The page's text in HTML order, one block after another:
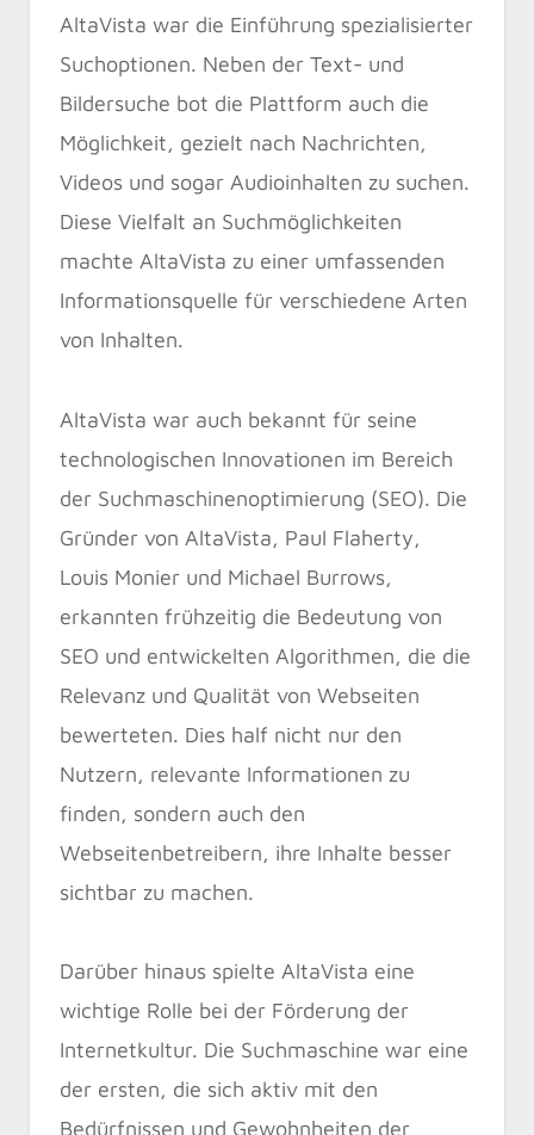
AltaVista war die Einführung spezialisierter
Suchoptionen. Neben der Text- und
Bildersuche bot die Plattform auch die
Möglichkeit, gezielt nach Nachrichten,
Videos und sogar Audioinhalten zu suchen.
Diese Vielfalt an Suchmöglichkeiten
machte AltaVista zu einer umfassenden
Informationsquelle für verschiedene Arten
von Inhalten.
AltaVista war auch bekannt für seine
technologischen Innovationen im Bereich
der Suchmaschinenoptimierung (SEO). Die
Gründer von AltaVista, Paul Flaherty,
Louis Monier und Michael Burrows,
erkannten frühzeitig die Bedeutung von
SEO und entwickelten Algorithmen, die die
Relevanz und Qualität von Webseiten
bewerteten. Dies half nicht nur den
Nutzern, relevante Informationen zu
finden, sondern auch den
Webseitenbetreibern, ihre Inhalte besser
sichtbar zu machen.
Darüber hinaus spielte AltaVista eine
wichtige Rolle bei der Förderung der
Internetkultur. Die Suchmaschine war eine
der ersten, die sich aktiv mit den
Bedürfnissen und Gewohnheiten der